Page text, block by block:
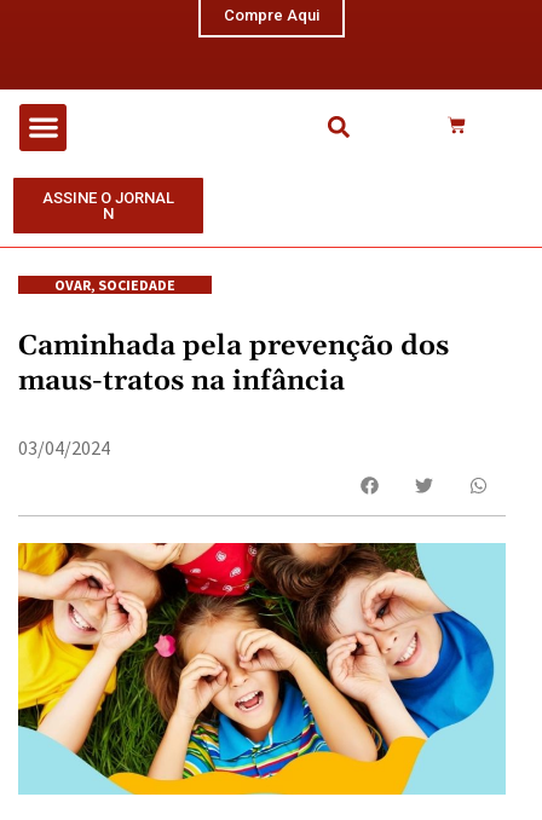
Compre Aqui
ASSINE O JORNAL
N
OVAR, SOCIEDADE
Caminhada pela prevenção dos
maus-tratos na infância
03/04/2024